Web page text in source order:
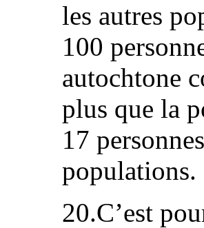
les autres
100
autochtone
plus que la
17
populations.
20.C’est